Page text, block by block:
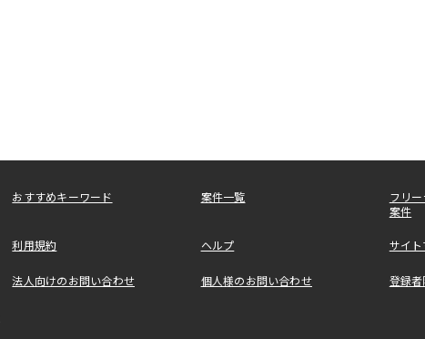
おすすめキーワード 案件一覧
フリ
案件
利用規約 ヘルプ サイ
法人向けのお問い合わせ 個人様のお問い合わせ 登録者